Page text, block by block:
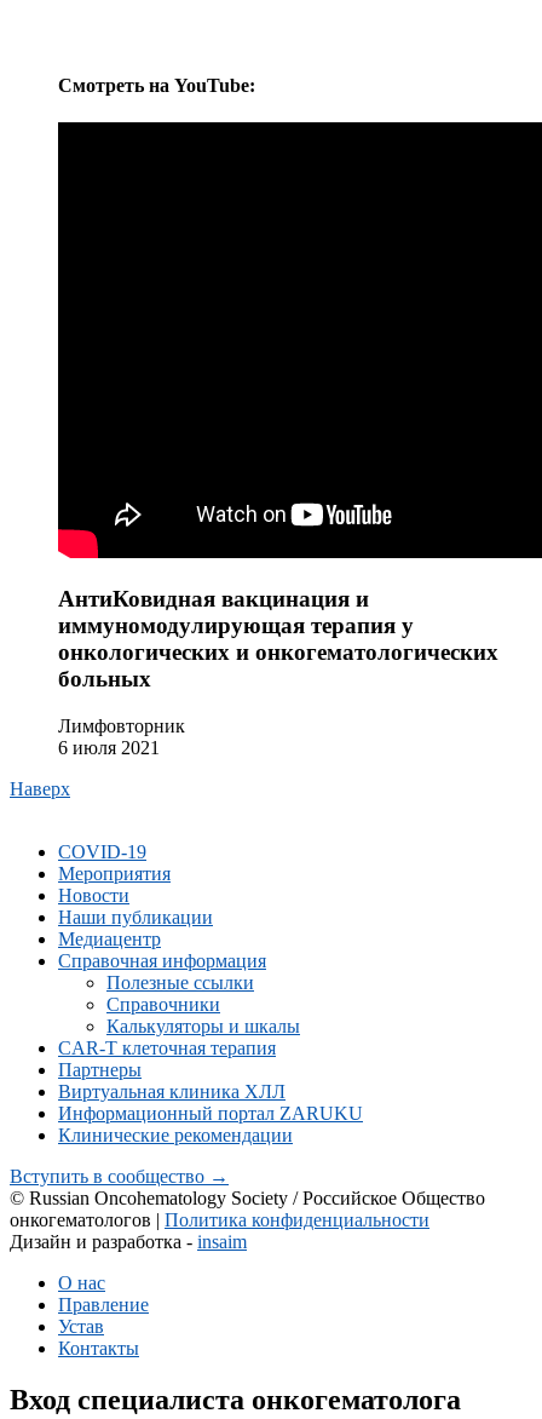
Cмотреть на YouTube:
АнтиКовидная вакцинация и
иммуномодулирующая терапия у
онкологических и онкогематологических
больных
Лимфовторник
6 июля 2021
Наверх
COVID-19
Мероприятия
Новости
Наши публикации
Медиацентр
Справочная информация
Полезные ссылки
Справочники
Калькуляторы и шкалы
CAR-Т клеточная терапия
Партнеры
Виртуальная клиника ХЛЛ
Информационный портал ZARUKU
Клинические рекомендации
Вступить в сообщество →
© Russian Oncohematology Society / Российское Общество
онкогематологов | Политика конфиденциальности
Дизайн и разработка - insaim
О нас
Правление
Устав
Контакты
Вход специалиста онкогематолога